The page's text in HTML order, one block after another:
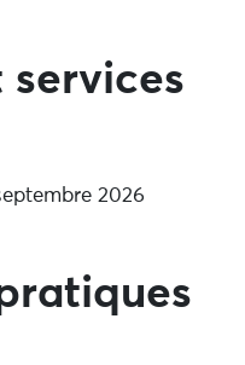
services
2026